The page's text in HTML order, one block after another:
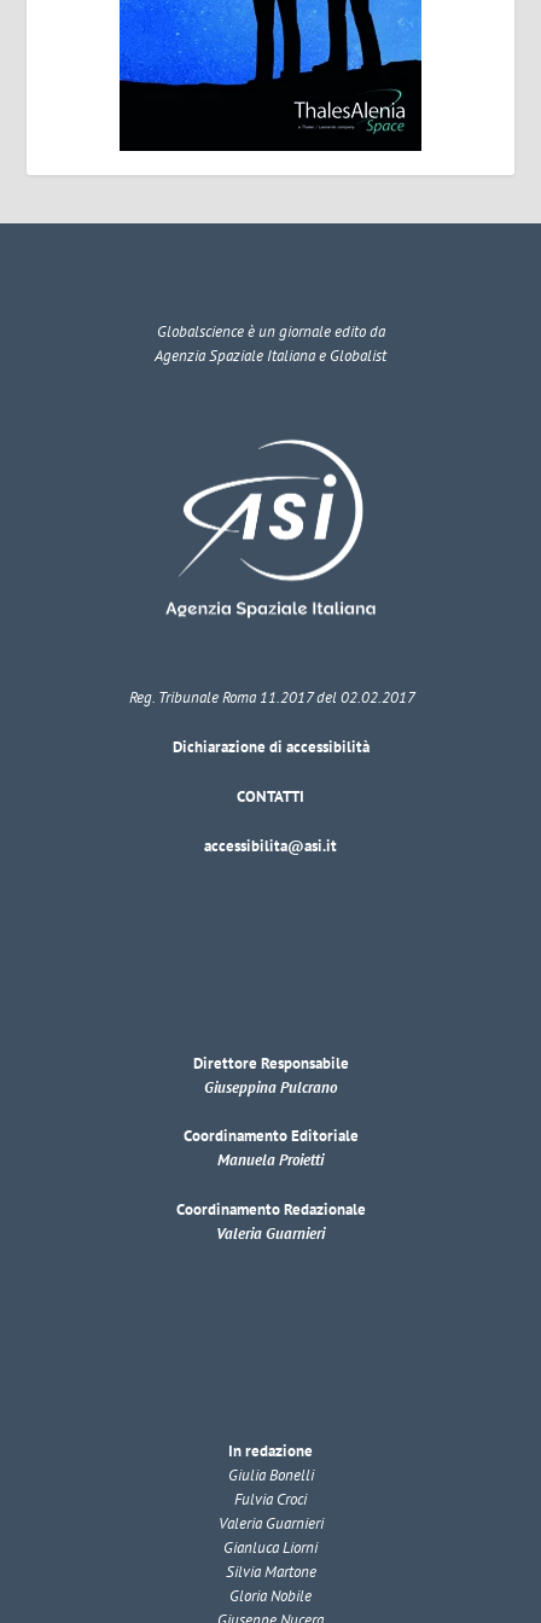
Globalscienceè un giornale edito da
Agenzia Spaziale Italiana e Globalist
Reg. Tribunale Roma 11.2017 del 02.02.2017
Dichiarazione di accessibilità
CONTATTI
accessibilita@asi.it
Direttore Responsabile
Giuseppina Pulcrano
Coordinamento Editoriale
Manuela Proietti
Coordinamento Redazionale
Valeria Guarnieri
In redazione
Giulia Bonelli
Fulvia Croci
Valeria Guarnieri
Gianluca Liorni
Silvia Martone
Gloria Nobile